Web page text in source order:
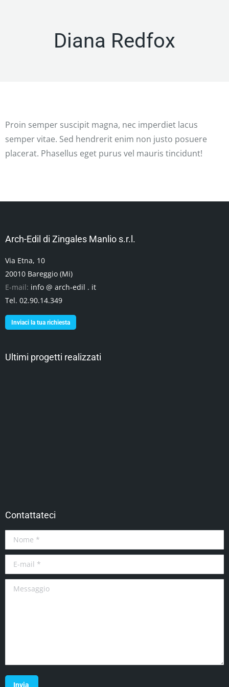
Diana Redfox
Proin semper suscipit magna, nec imperdiet lacus
semper vitae. Sed hendrerit enim non justo posuere
placerat. Phasellus eget purus vel mauris tincidunt!
Arch-Edil di Zingales Manlio s.r.l.
Via Etna, 10
20010 Bareggio (Mi)
E-mail: info @ arch-edil . it
Tel. 02.90.14.349
Inviaci la tua richiesta
Ultimi progetti realizzati
Contattateci
Nome *
E-mail *
Messaggio
Invia